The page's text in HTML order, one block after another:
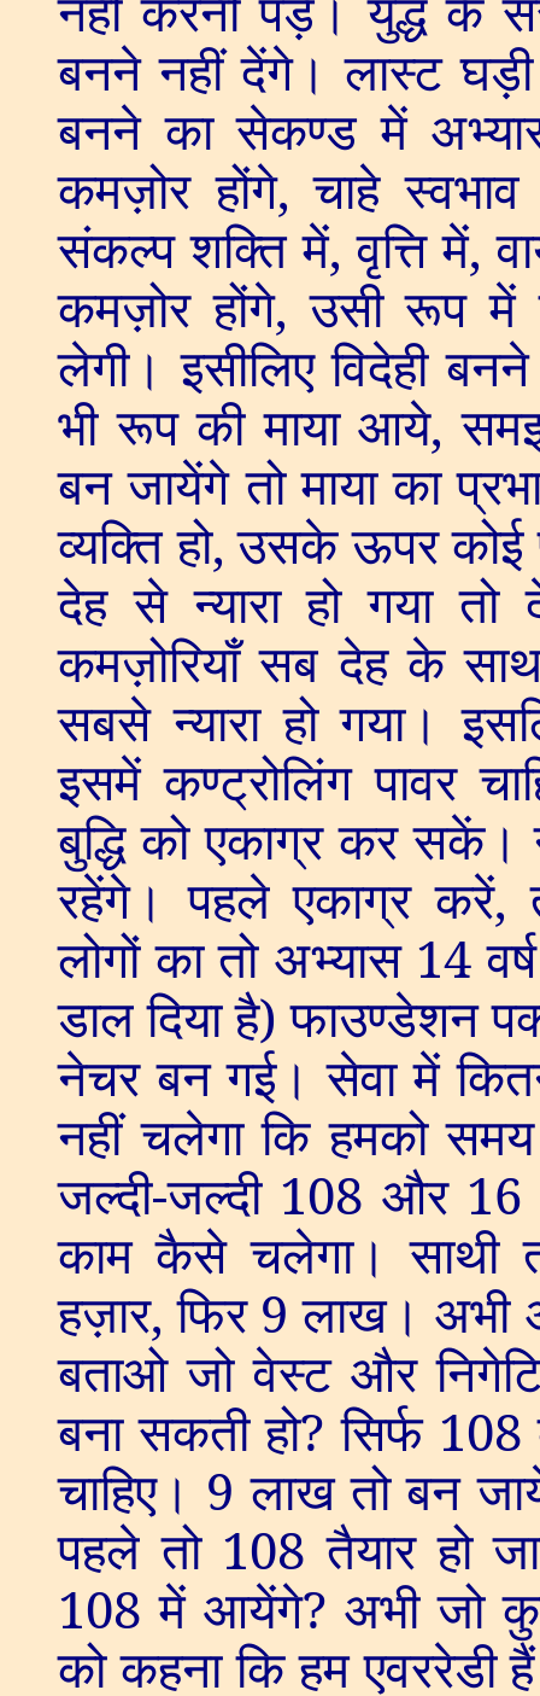
बनने नहीं देंगे। लास्ट घड़ी
बनने का सेकण्ड में
कमज़ोर होंगे,चाहे
संकल्प शक्ति में,वृत्ति में,
कमज़ोर होंगे,उसी रूप में
लेगी। इसीलिए विदेही
भी रूप की माया आये,
बन जायेंगे तो माया का
व्यक्ति हो,उसके ऊपर कोई
देह से न्यारा हो गया
कमज़ोरियाँ सब देह के
सबसे न्यारा हो गया।
इसमें कण्ट्रोलिंग पावर
बुद्धि को एकाग्र कर सकें।
रहेंगे। पहले एकाग्र करें,
लोगों का तो अभ्यास 14
डाल दिया है) फाउण्डेशन
नेचर बन गई। सेवा में
नहीं चलेगा कि हमको समय
जल्दी-जल्दी 108 और 16
काम कैसे चलेगा। साथी
हज़ार, फिर 9 लाख। अभी
बताओ जो वेस्ट और
बना सकती हो?सिर्फ 108
चाहिए। 9 लाख तो बन
पहले तो 108 तैयार हो
108 में आयेंगे? अभी जो
को कहना कि हम एवररेडी